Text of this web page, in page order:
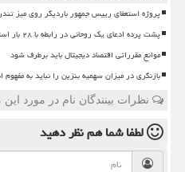
پروژه استعفای رییس جمهور باردیگر روی میز
پشت پرده ادعای یک روحانی در رابطه با ۲۸ بار استعفای مسعود پزشکیان
موانع مقرراتی اقتصاد دیجیتال باید برطرف شود
بازنگری در میزان سهمیه بنزین را نباید به
نظرات بینندگان نام در مورد
لطفا شما همنظر دهید